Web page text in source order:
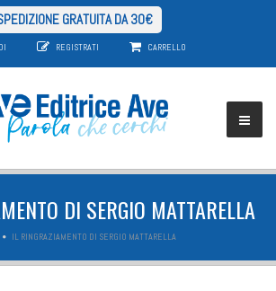
GRATUITA DA 30€
REGISTRATI CARRELLO
DI SERGIO MATTARELLA
IL RINGRAZIAMENTO DI SERGIO MATTARELLA